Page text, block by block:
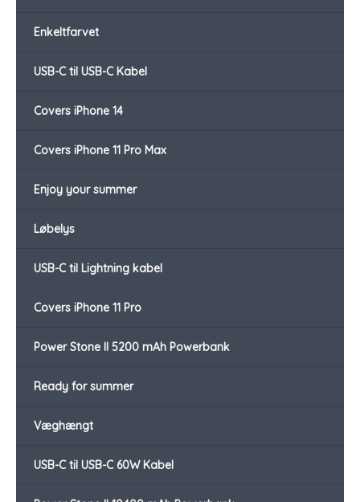
Enkeltfarvet
USB-C til USB-C Kabel
Covers iPhone 14
Covers iPhone 11 Pro Max
Enjoy your summer
Løbelys
USB-C til Lightning kabel
Covers iPhone 11 Pro
Power Stone II 5200 mAh Powerbank
Ready for summer
Væghængt
USB-C til USB-C 60W Kabel